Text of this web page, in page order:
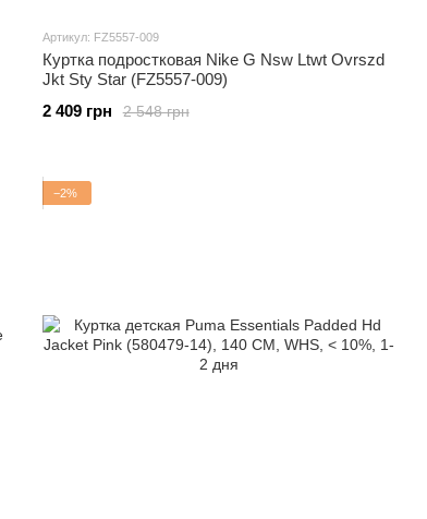
Артикул: FZ5557-009
Куртка подростковая Nike G Nsw Ltwt Ovrszd
Jkt Sty Star (FZ5557-009)
2 548 грн
2 409 грн
−2%